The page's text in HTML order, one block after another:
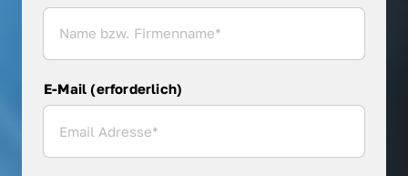
E-Mail (erforderlich)